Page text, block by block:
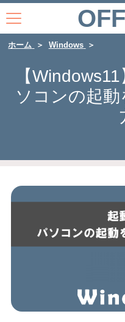
ホーム Windows
【
ソコンの起